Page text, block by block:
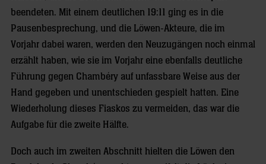
beendeten. Mit einem deutlichen 19:11 ging es in die
Pausenbesprechung, und die Löwen-Akteure, die im
Vorjahr dabei waren, werden den Neuzugängen noch einmal
erzählt haben, wie sie im Vorjahr eine ebenfalls deutliche
Führung gegen Chambéry auf unfassbare Weise aus der
Hand gegeben und unentschieden gespielt hatten. Eine
Wiederholung dieses Fiaskos zu vermeiden, das war die
Aufgabe für die zweite Hälfte.
Doch auch im zweiten Abschnitt hielten die Löwen den